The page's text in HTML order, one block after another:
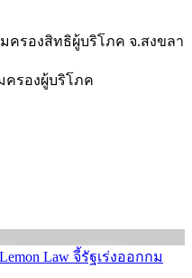
ครองสิทธิผู้บริโภค จ.สงขลา
ครองผู้บ­ริโภค